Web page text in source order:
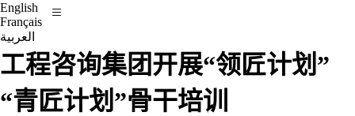
English
Français
العربية
工程咨询集团开展“领匠计划”
“青匠计划”骨干培训